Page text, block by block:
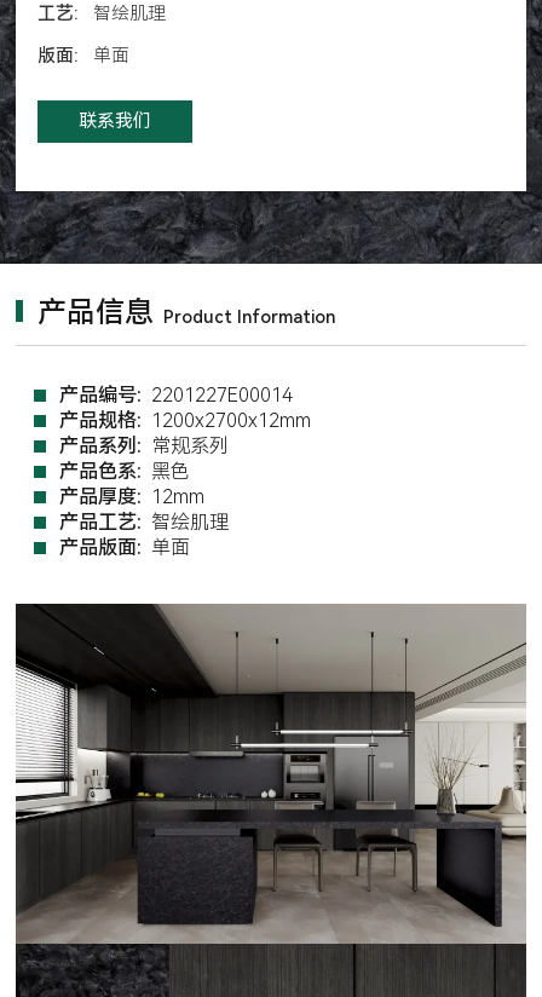
工艺:
智绘肌理
版面:
单面
联系我们
产品信息 Product Information
产品编号: 2201227E00014
产品规格: 1200x2700x12mm
产品系列: 常规系列
产品色系: 黑色
产品厚度: 12mm
产品工艺: 智绘肌理
产品版面: 单面